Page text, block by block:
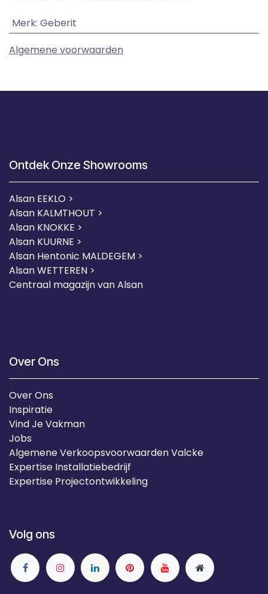
Merk: Geberit
Algemene voorwaarden
Ontdek Onze Showrooms
Alsan EEKLO >
Alsan KALMTHOUT >
Alsan KNOKKE >
Alsan KUURNE >
Alsan Hentonic MALDEGEM >
Alsan WETTEREN >
Centraal magazijn van Alsan
Over Ons
Over Ons
Inspiratie
Vind Je Vakman
Jobs
Algemene Verkoopsvoorwaarden Valcke
Expertise Installatiebedrijf
Expertise Projectontwikkeling
Volg ons